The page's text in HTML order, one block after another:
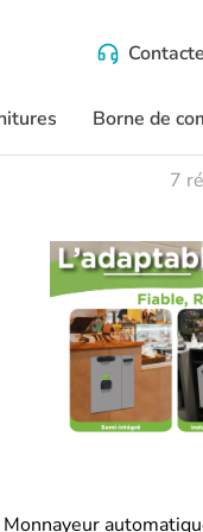
Borne de
7
Monnayeur